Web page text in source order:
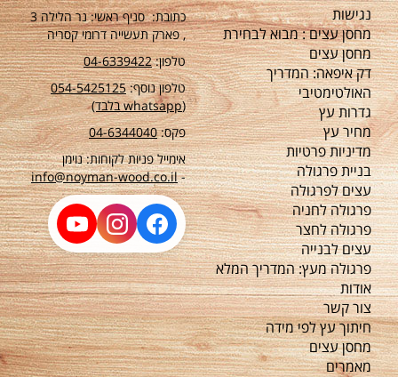
כתובת: סניף ראשי: נר הלילה 3
, פארק תעשייה דרומי קסריה
טלפון:04-6339422
טלפון נוסף:
054-5425125
(whatsapp בלבד)
פקס:04-6344040
אימייל פניות לקוחות: נוימן
-
info@noyman-wood.co.il
נגישות
מחסן עצים : מבוא לבחירת
מחסן עצים
דק איפאה: המדריך
האולטימטיבי
גדרות עץ
מחיר עץ
מדיניות פרטיות
בניית פרגולה
עצים לפרגולה
פרגולה לחניה
פרגולה לחצר
עצים לבנייה
פרגולה מעץ: המדריך המלא
אודות
צור קשר
חיתוך עץ לפי מידה
מחסן עצים
מאמרים